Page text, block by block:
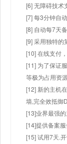
[6] 无障碍技术
[7] 每3分钟自
[8] 自动每7天
[9] 采用独特的
[10] 在线支付
[11] 为了保证
等极为占用资
[12] 新的主机
墙,完全效抵御
[13]业界最强
[14]提供备案
[15] 试用7天.